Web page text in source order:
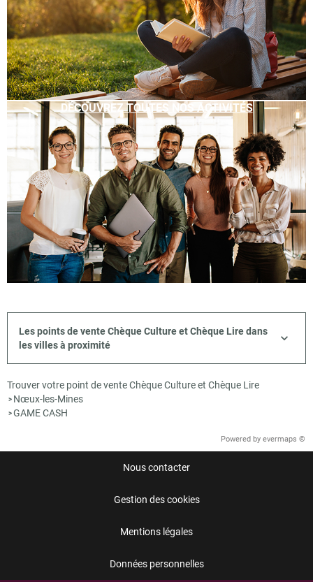
DÉCOUVREZ TOUTES NOS ACTIVITÉS
Les points de vente Chèque Culture et Chèque Lire dans
les villes à proximité
Trouver votre point de vente Chèque Culture et Chèque Lire
> Nœux-les-Mines
>GAME CASH
Powered by evermaps ©
Nous contacter
Gestion des cookies
Mentions légales
Données personnelles